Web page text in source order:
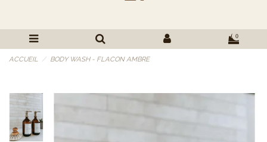
0
ACCUEIL BODY WASH - FLACON AMBRE